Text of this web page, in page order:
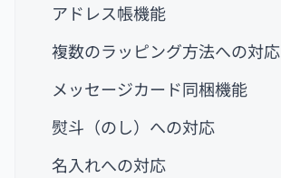
アドレス帳機能
複数のラッピング方法への対応
メッセージカード同梱機能
熨斗（のし）への対応
名入れへの対応